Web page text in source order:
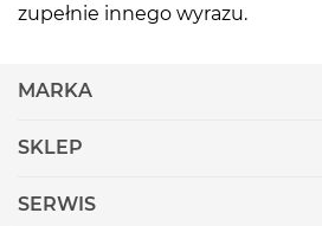
zupełnie innego wyrazu.
MARKA
SKLEP
SERWIS